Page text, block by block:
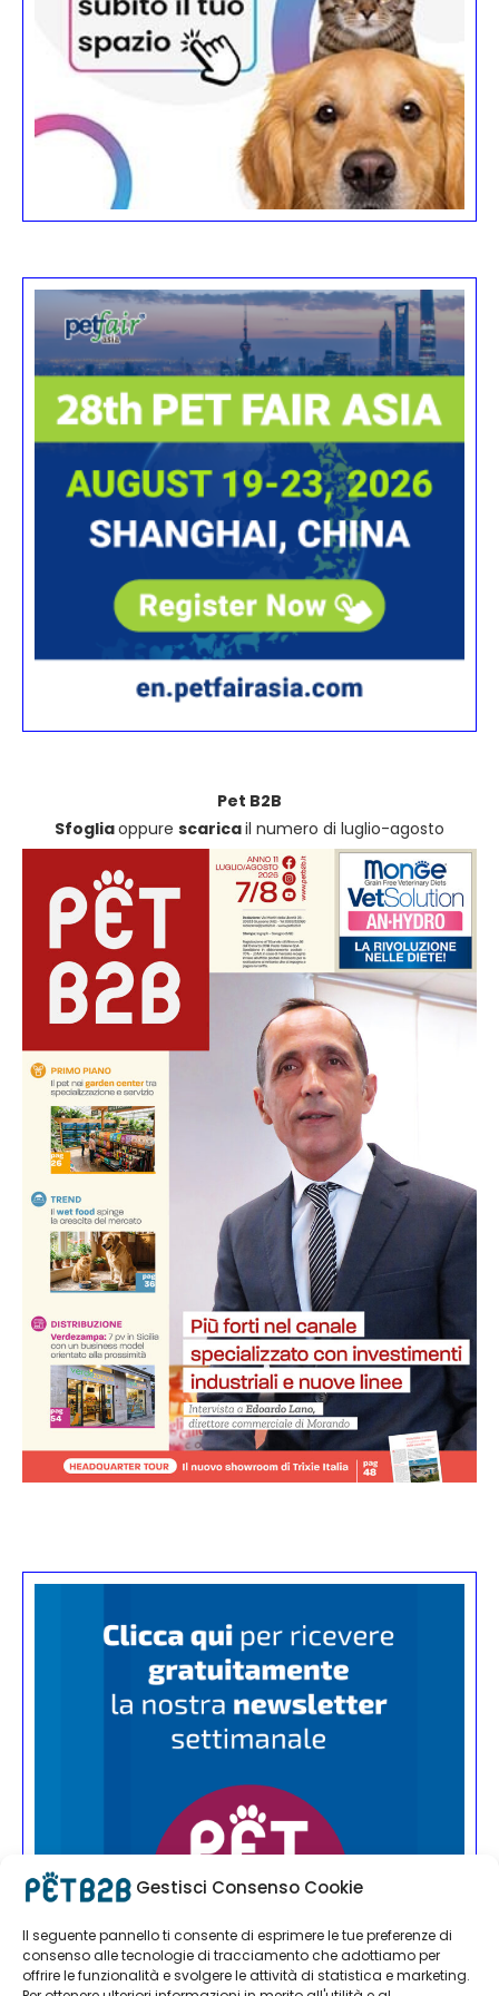
Gestisci Consenso Cookie
Il seguente pannello ti consente di esprimere le tue preferenze di
consenso alle tecnologie di tracciamento che adottiamo per
offrire le funzionalità e svolgere le attività di statistica e marketing.
Pet B2B
Sfogliaoppure scaricail numero di luglio-agosto